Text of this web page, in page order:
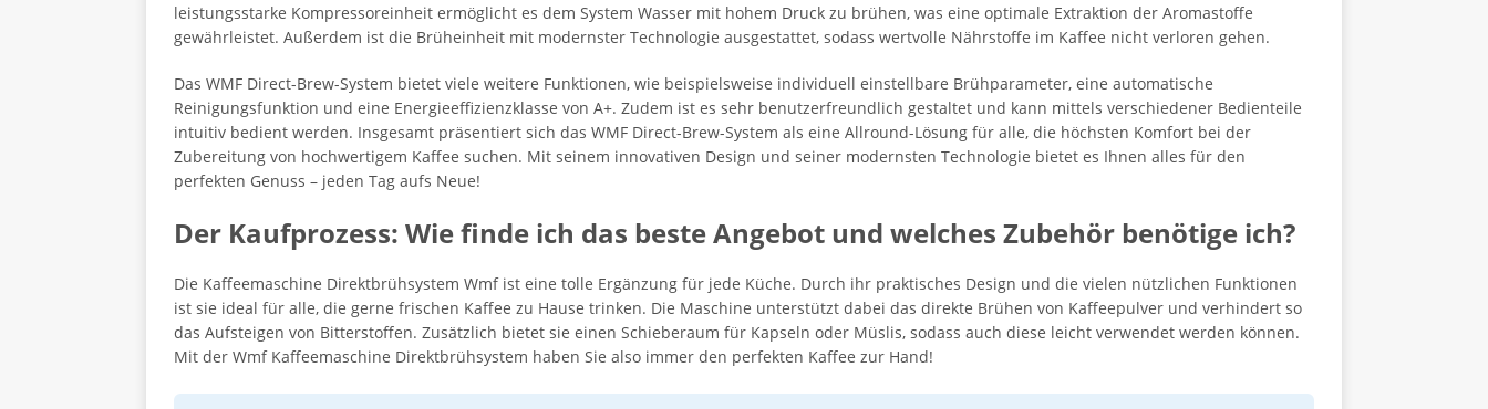
leistungsstarke Kompressoreinheit ermöglicht es dem System Wasser mit hohem Druck zu brühen, was eine optimale Extraktion der Aromastoffe
gewährleistet. Außerdem ist die Brüheinheit mit modernster Technologie ausgestattet, sodass wertvolle Nährstoffe im Kaffee nicht verloren gehen.
Das WMF Direct-Brew-System bietet viele weitere Funktionen, wie beispielsweise individuell einstellbare Brühparameter, eine automatische
Reinigungsfunktion und eine Energieeffizienzklasse von A+. Zudem ist es sehr benutzerfreundlich gestaltet und kann mittels verschiedener Bedienteile
intuitiv bedient werden. Insgesamt präsentiert sich das WMF Direct-Brew-System als eine Allround-Lösung für alle, die höchsten Komfort bei der
Zubereitung von hochwertigem Kaffee suchen. Mit seinem innovativen Design und seiner modernsten Technologie bietet es Ihnen alles für den
perfekten Genuss – jeden Tag aufs Neue!
Der Kaufprozess: Wie finde ich das beste Angebot und welches Zubehör benötige ich?
Die Kaffeemaschine Direktbrühsystem Wmf ist eine tolle Ergänzung für jede Küche. Durch ihr praktisches Design und die vielen nützlichen Funktionen
ist sie ideal für alle, die gerne frischen Kaffee zu Hause trinken. Die Maschine unterstützt dabei das direkte Brühen von Kaffeepulver und verhindert so
das Aufsteigen von Bitterstoffen. Zusätzlich bietet sie einen Schieberaum für Kapseln oder Müslis, sodass auch diese leicht verwendet werden können.
Mit der Wmf Kaffeemaschine Direktbrühsystem haben Sie also immer den perfekten Kaffee zur Hand!